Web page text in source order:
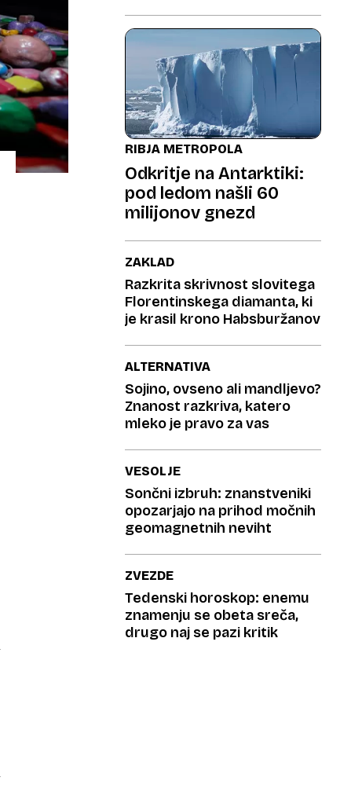
RIBJA METROPOLA
Odkritje na Antarktiki:
pod ledom našli 60
milijonov gnezd
ZAKLAD
Razkrita skrivnost slovitega
Florentinskega diamanta, ki
je krasil krono Habsburžanov
ALTERNATIVA
Sojino, ovseno ali mandljevo?
Znanost razkriva, katero
mleko je pravo za vas
VESOLJE
Sončni izbruh: znanstveniki
opozarjajo na prihod močnih
geomagnetnih neviht
ZVEZDE
Tedenski horoskop: enemu
znamenju se obeta sreča,
drugo naj se pazi kritik